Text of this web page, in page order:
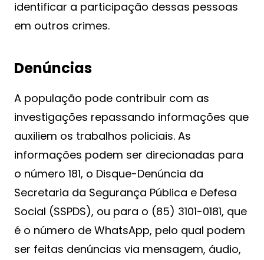
identificar a participação dessas pessoas
em outros crimes.
Denúncias
A população pode contribuir com as
investigações repassando informações que
auxiliem os trabalhos policiais. As
informações podem ser direcionadas para
o número 181, o Disque-Denúncia da
Secretaria da Segurança Pública e Defesa
Social (SSPDS), ou para o (85) 3101-0181, que
é o número de WhatsApp, pelo qual podem
ser feitas denúncias via mensagem, áudio,